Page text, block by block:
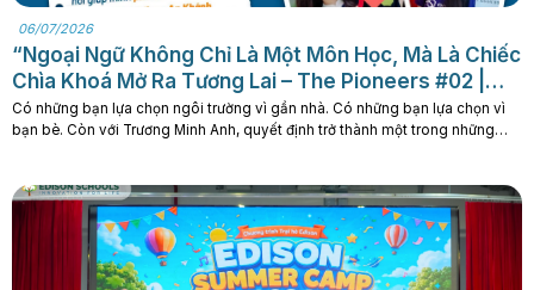
06/07/2026
“Ngoại Ngữ Không Chỉ Là Một Môn Học, Mà Là Chiếc
Chìa Khoá Mở Ra Tương Lai – The Pioneers #02 |
Trương Minh Anh
Có những bạn lựa chọn ngôi trường vì gần nhà. Có những bạn lựa chọn vì
bạn bè. Còn với Trương Minh Anh, quyết định trở thành một trong những